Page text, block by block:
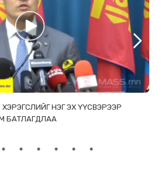
НЭГ ЭХ ҮҮСВЭРЭЭР
БАТЛАГДЛАА